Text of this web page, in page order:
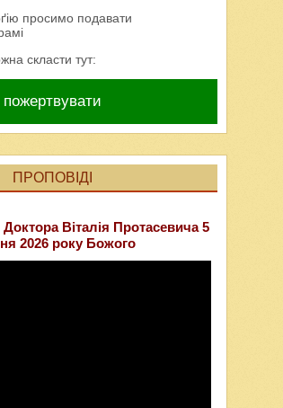
просимо подавати
скласти тут:
пожертвувати
ПРОПОВІДІ
Віталія Протасевича 5
2026 року Божого